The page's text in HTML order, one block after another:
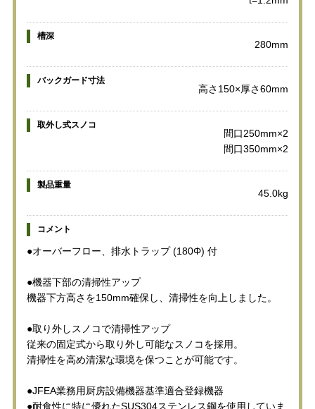
槽深
280mm
バックガード寸法
高さ150×厚さ60mm
取外し式スノコ
間口250mm×2
間口350mm×2
製品重量
45.0kg
コメント
●オーバーフロー、排水トラップ (180Φ) 付
●機器下部の清掃性アップ
機器下方高さを150mm確保し、清掃性を向上しました。
●取り外しスノコで清掃性アップ
従来の固定式から取り外し可能なスノコを採用。
清掃性を高め清潔な環境を保つことが可能です。
●JFEA業務用厨房設備機器基準適合登録機器
●耐食性に特に優れたSUS304ステンレス鋼を使用していま